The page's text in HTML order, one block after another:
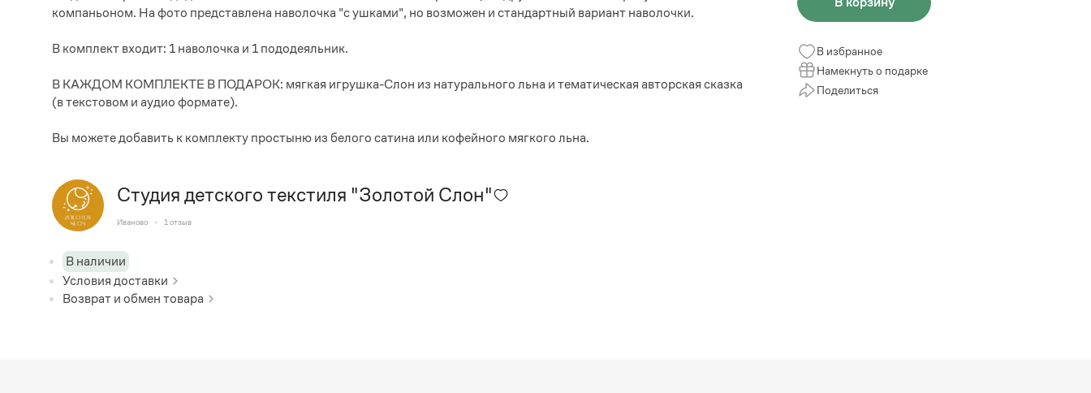
компаньоном. На фото представлена наволочка "с ушками", но возможен и стандартный вариант наволочки.
В комплект входит: 1 наволочка и 1 пододеяльник.
В КАЖДОМ КОМПЛЕКТЕ В ПОДАРОК: мягкая игрушка-Слон из натурального льна и тематическая авторская сказка
(в текстовом и аудио формате).
Вы можете добавить к комплекту простыню из белого сатина или кофейного мягкого льна.
Студия детского текстиля "Золотой Слон"
Иваново 1 отзыв
В наличии
Условия доставки
Возврат и обмен товара
В избранное
Намекнуть о подарке
Поделиться